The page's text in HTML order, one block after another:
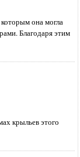
она могла
Благодаря этим
крыльев этого